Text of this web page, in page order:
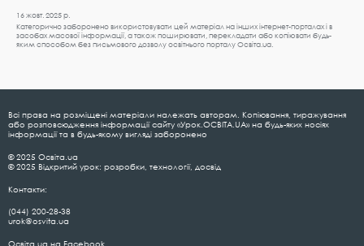
16 жовт. 2025 р.
Категорично заборонено використовувати цей матеріал на інших інтернет-порталах і в
засобах масової інформації, а також поширювати, перекладати або копіювати будь-
яким способом без письмового дозволу освітнього порталу Освіта.ua.
Всі права на розміщені матеріали належать авторам. Копіювання, тиражування
або розповсюдження інформації сайту «Урок.ОСВІТА.UA» на будь-яких носіях
інформації та в будь-якому вигляді заборонено
© 2025 Освіта.ua
© 2025 Відкритий урок: розробки, технології, досвід
Контакти:
(044) 200-28-38
urok@osvita.ua
Освіта.ua на Facebook